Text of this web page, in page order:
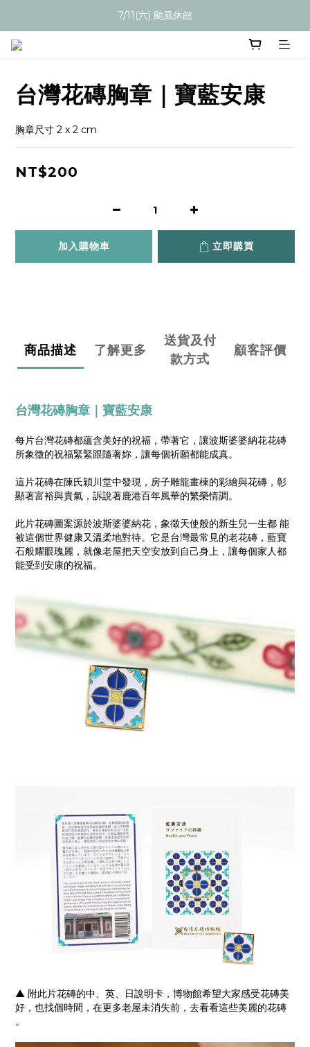
7/11(六) 颱風休館
台灣花磚胸章｜寶藍安康
胸章尺寸 2 x 2 cm
NT$200
加入購物車 立即購買
商品描述 了解更多
送貨及付
款方式
顧客評價
台灣花磚胸章 ｜寶藍安康
每片台灣花磚都蘊含美好的祝福，帶著它，讓波斯婆婆納花花磚
所象徵的祝福緊緊跟隨著妳，讓每個祈願都能成真。
這片花磚在陳氏穎川堂中發現，房子雕龍畫棟的彩繪與花磚，彰
顯著富裕與貴氣，訴說著鹿港百年風華的繁榮情調。
此片花磚圖案源於波斯婆婆納花，象徵天使般的新生兒一生都 能
被這個世界健康又溫柔地對待。它是台灣最常見的老花磚，藍寶
石般耀眼瑰麗，就像老屋把天空安放到自己身上，讓每個家人都
能受到安康的祝福。
▲ 附此片花磚的中、英、日說明卡，博物館希望大家感受花磚美
好，也找個時間，在更多老屋未消失前，去看看這些美麗的花磚
。